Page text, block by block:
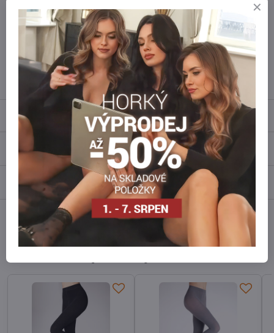
Máte zájem o více kusů ?
Kontaktujte nás na mail, zboží pro Vás doskladníme!
info​@everlady​.eu
Popis
Recenze
Diskuse
FacebookTwitter WhatsApp